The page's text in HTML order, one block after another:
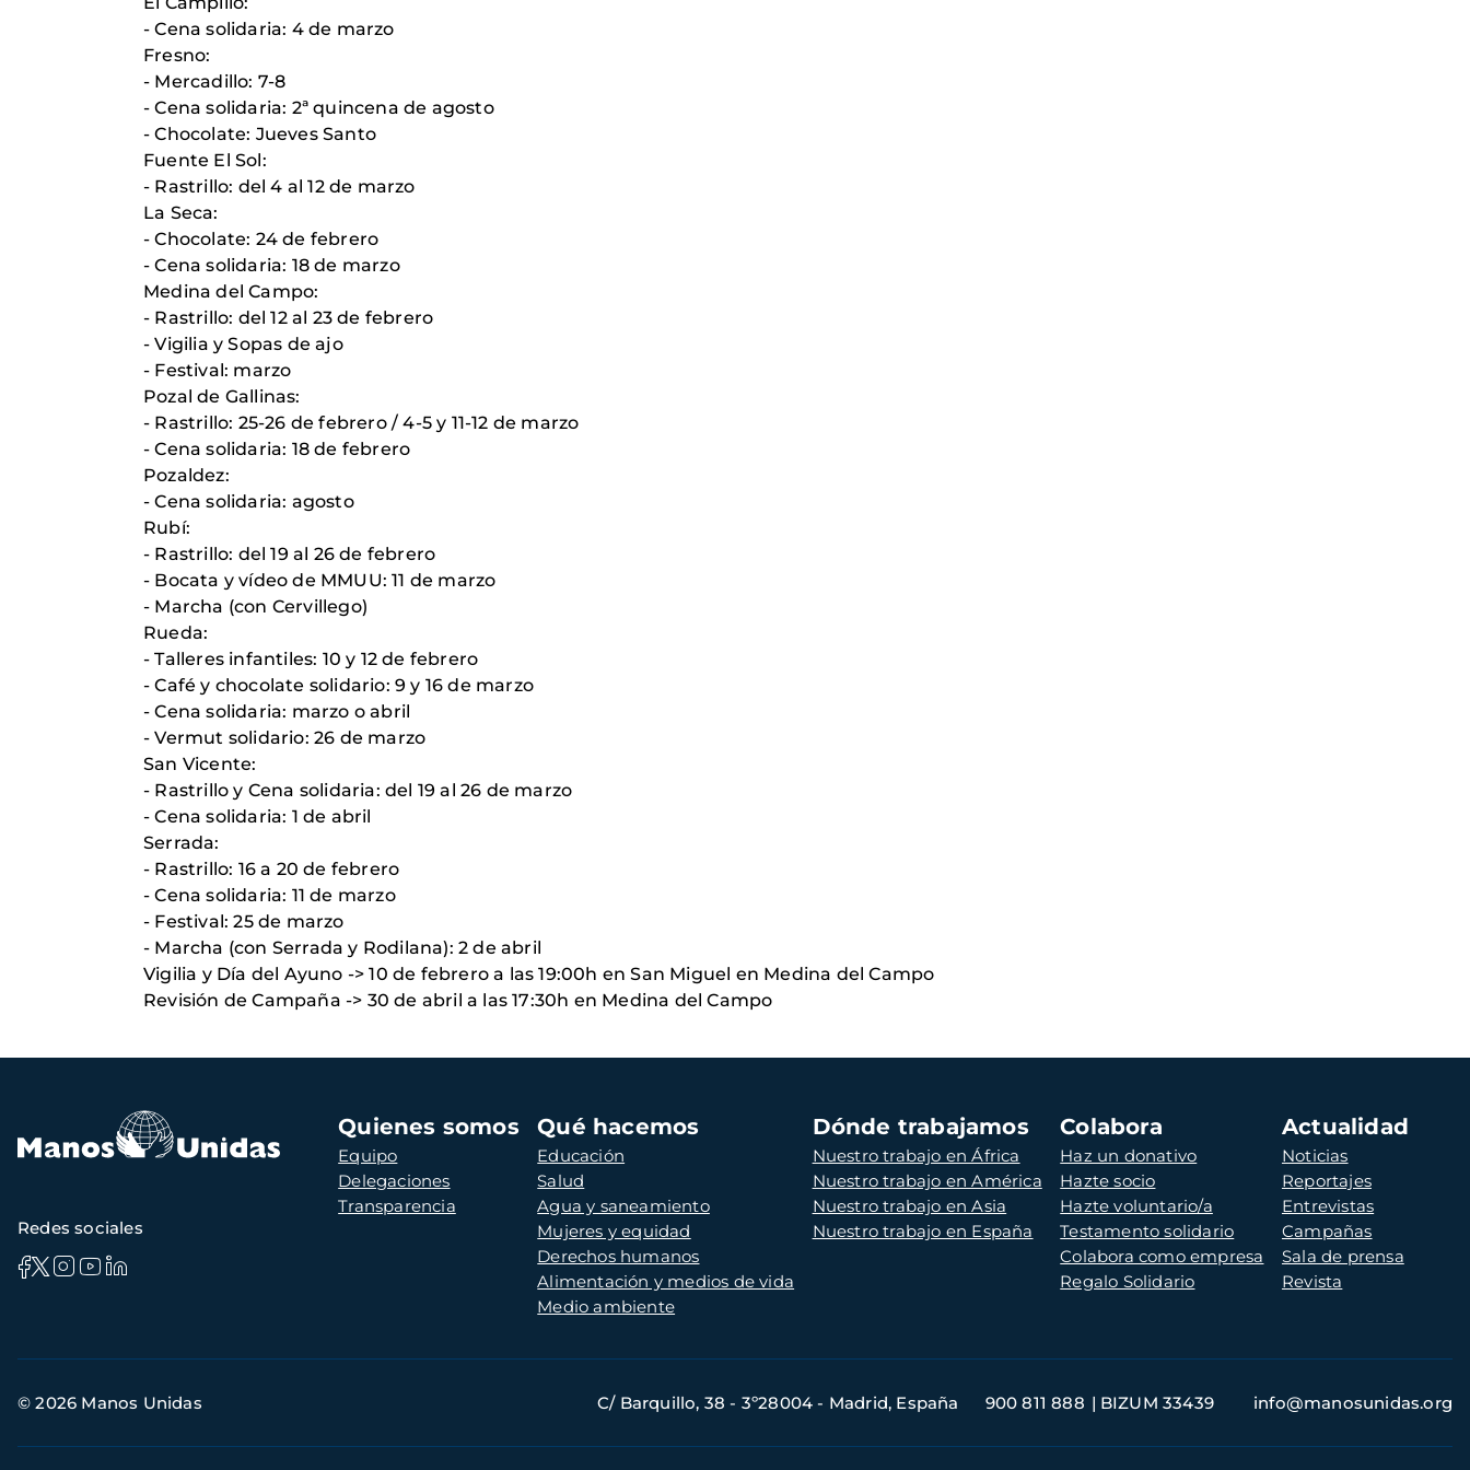
- Cena solidaria: 4 de marzo
Fresno:
- Mercadillo: 7-8
- Cena solidaria: 2ª quincena de agosto
- Chocolate: Jueves Santo
Fuente El Sol:
- Rastrillo: del 4 al 12 de marzo
La Seca:
- Chocolate: 24 de febrero
- Cena solidaria: 18 de marzo
Medina del Campo:
- Rastrillo: del 12 al 23 de febrero
- Vigilia y Sopas de ajo
- Festival: marzo
Pozal de Gallinas:
- Rastrillo: 25-26 de febrero / 4-5 y 11-12 de marzo
- Cena solidaria: 18 de febrero
Pozaldez:
- Cena solidaria: agosto
Rubí:
- Rastrillo: del 19 al 26 de febrero
- Bocata y vídeo de MMUU: 11 de marzo
- Marcha (con Cervillego)
Rueda:
- Talleres infantiles: 10 y 12 de febrero
- Café y chocolate solidario: 9 y 16 de marzo
- Cena solidaria: marzo o abril
- Vermut solidario: 26 de marzo
San Vicente:
- Rastrillo y Cena solidaria: del 19 al 26 de marzo
- Cena solidaria: 1 de abril
Serrada:
- Rastrillo: 16 a 20 de febrero
- Cena solidaria: 11 de marzo
- Festival: 25 de marzo
- Marcha (con Serrada y Rodilana): 2 de abril
Vigilia y Día del Ayuno -> 10 de febrero a las 19:00h en San Miguel en Medina del Campo
Revisión de Campaña -> 30 de abril a las 17:30h en Medina del Campo
Navegación
principal
Quienes somos
Equipo
Delegaciones
Transparencia
Qué hacemos
Educación
Salud
Agua y saneamiento
Mujeres y equidad
Derechos humanos
Alimentación y medios de vida
Medio ambiente
Dónde trabajamos
Nuestro trabajo en África
Nuestro trabajo en América
Nuestro trabajo en Asia
Nuestro trabajo en España
Colabora
Haz un donativo
Hazte socio
Hazte voluntario/a
Testamento solidario
Colabora como empresa
Regalo Solidario
Actualidad
Noticias
Reportajes
Entrevistas
Campañas
Sala de prensa
Revista
Redes sociales
de
© 2026 Manos Unidas C/ Barquillo, 38 - 3º28004 - Madrid, España 900 811 888 BIZUM 33439 info@manosunidas.org